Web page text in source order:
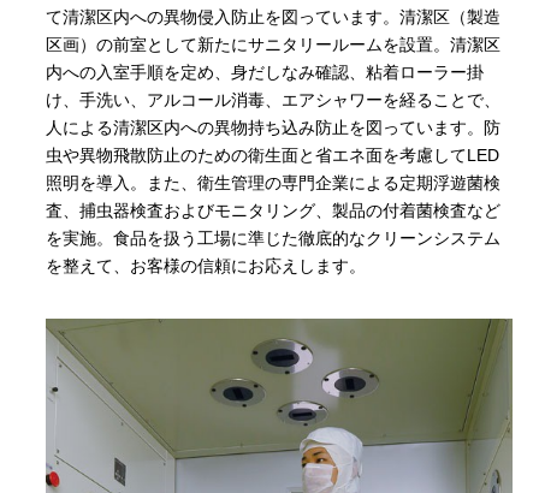
て清潔区内への異物侵入防止を図っています。清潔区（製造
区画）の前室として新たにサニタリールームを設置。清潔区
内への入室手順を定め、身だしなみ確認、粘着ローラー掛
け、手洗い、アルコール消毒、エアシャワーを経ることで、
人による清潔区内への異物持ち込み防止を図っています。防
虫や異物飛散防止のための衛生面と省エネ面を考慮してLED
照明を導入。また、衛生管理の専門企業による定期浮遊菌検
査、捕虫器検査およびモニタリング、製品の付着菌検査など
を実施。食品を扱う工場に準じた徹底的なクリーンシステム
を整えて、お客様の信頼にお応えします。